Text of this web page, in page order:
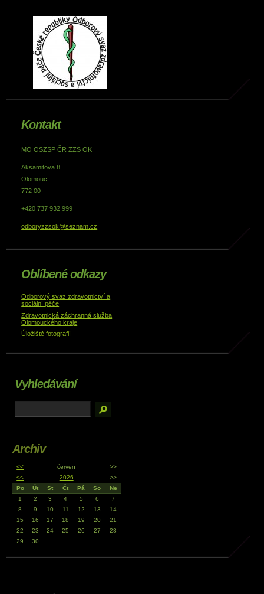
Kontakt
MO OSZSP ČR ZZS OK
Aksamitova 8
Olomouc
772 00
+420 737 932 999
odboryzzsok@seznam.cz
Oblíbené odkazy
Odborový svaz zdravotnictví a
sociální péče
Zdravotnická záchranná služba
Olomouckého kraje
Úložiště fotografií
Vyhledávání
Archiv
<< červen
>>
<<
2026
>>
Po
Út St Čt Pá So
Ne
1
2 3 4 5 6
7
8
9 10 11 12 13
14
15
16 17 18 19 20
21
22
23 24 25 26 27
28
29
30